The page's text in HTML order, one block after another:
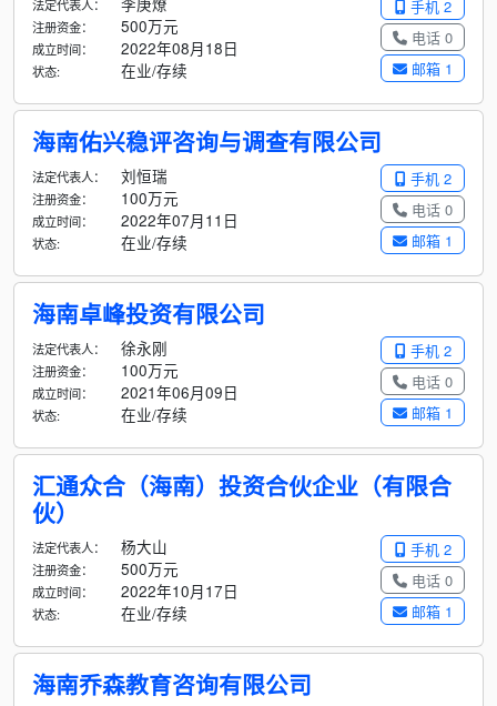
手机 2
电话 0
邮箱 1
法定代表人：
注册资金： 500万元
成立时间： 2022年08月18日
状态: 在业/存续
海南佑兴稳评咨询与调查有限公司
手机 2
电话 0
邮箱 1
法定代表人： 刘恒瑞
注册资金： 100万元
成立时间： 2022年07月11日
状态: 在业/存续
海南卓峰投资有限公司
手机 2
电话 0
邮箱 1
法定代表人： 徐永刚
注册资金： 100万元
成立时间： 2021年06月09日
状态: 在业/存续
汇通众合（海南）投资合伙企业（有限合
伙）
手机 2
电话 0
邮箱 1
法定代表人： 杨大山
注册资金： 500万元
成立时间： 2022年10月17日
状态: 在业/存续
海南乔森教育咨询有限公司